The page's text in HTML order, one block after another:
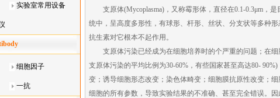
实验室常用设备
细胞因子
一抗
支原体(Mycoplasma)，又称霉形体，直径在0.1-0.3μm，
统中，呈高度多形性，有球形、杆形、丝状、分支状等多种
抗生素对它根本不起作用。
支原体污染已经成为在细胞培养时的个严重的问题；在
支原体污染的平均比例为30-60%，有些国家甚至高达80-
变；诱导细胞形态改变；染色体畸变；细胞膜抗原性改变；
细胞的所有参数，导致实验结果的不准确、甚至完全错误。